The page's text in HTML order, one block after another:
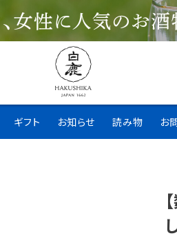
ギフト お知らせ 読み物 お